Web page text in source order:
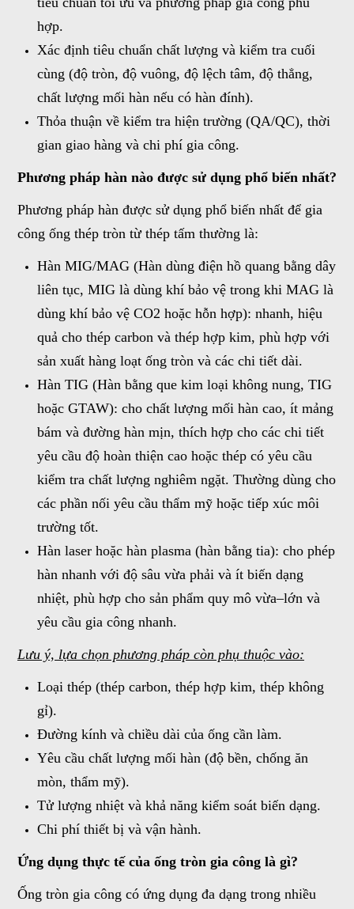
hợp.
Xác định tiêu chuẩn chất lượng và kiểm tra cuối
cùng (độ tròn, độ vuông, độ lệch tâm, độ thẳng,
chất lượng mối hàn nếu có hàn đính).
Thỏa thuận về kiểm tra hiện trường (QA/QC), thời
gian giao hàng và chi phí gia công.
Phương pháp hàn nào được sử dụng phổ biến nhất?
Phương pháp hàn được sử dụng phổ biến nhất để gia
công ống thép tròn từ thép tấm thường là:
Hàn MIG/MAG (Hàn dùng điện hồ quang bằng dây
liên tục, MIG là dùng khí bảo vệ trong khi MAG là
dùng khí bảo vệ CO2 hoặc hỗn hợp): nhanh, hiệu
quả cho thép carbon và thép hợp kim, phù hợp với
sản xuất hàng loạt ống tròn và các chi tiết dài.
Hàn TIG (Hàn bằng que kim loại không nung, TIG
hoặc GTAW): cho chất lượng mối hàn cao, ít mảng
bám và đường hàn mịn, thích hợp cho các chi tiết
yêu cầu độ hoàn thiện cao hoặc thép có yêu cầu
kiểm tra chất lượng nghiêm ngặt. Thường dùng cho
các phần nối yêu cầu thẩm mỹ hoặc tiếp xúc môi
trường tốt.
Hàn laser hoặc hàn plasma (hàn bằng tia): cho phép
hàn nhanh với độ sâu vừa phải và ít biến dạng
nhiệt, phù hợp cho sản phẩm quy mô vừa–lớn và
yêu cầu gia công nhanh.
Lưu ý, lựa chọn phương pháp còn phụ thuộc vào:
Loại thép (thép carbon, thép hợp kim, thép không
gỉ).
Đường kính và chiều dài của ống cần làm.
Yêu cầu chất lượng mối hàn (độ bền, chống ăn
mòn, thẩm mỹ).
Tử lượng nhiệt và khả năng kiểm soát biến dạng.
Chi phí thiết bị và vận hành.
Ứng dụng thực tế của ống tròn gia công là gì?
Ống tròn gia công có ứng dụng đa dạng trong nhiều